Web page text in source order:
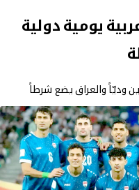
يومية دولية
وديّاً والعراق يضع شرطاً